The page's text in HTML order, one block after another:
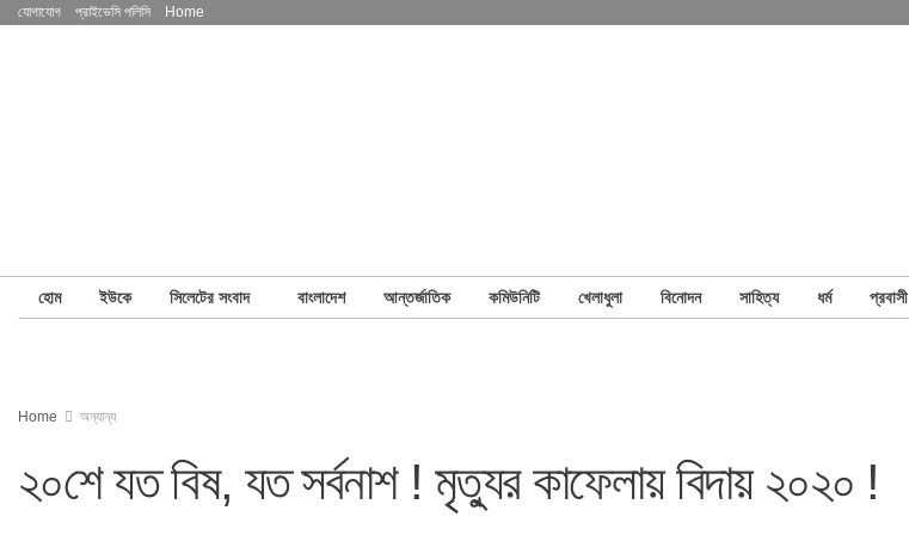
যোগাযোগ প্রাইভেসি পলিসি Home
হোম ইউকে সিলেটের সংবাদ বাংলাদেশ আন্তর্জাতিক কমিউনিটি খেলাধুলা বিনোদন সাহিত্য ধর্ম প্রবাসী
Home অন্যান্য
২০শে যত বিষ, যত সর্বনাশ ! মৃত্যুর কাফেলায় বিদায় ২০২০ !